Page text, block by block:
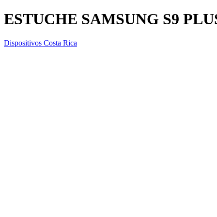
ESTUCHE SAMSUNG S9
Dispositivos Costa Rica